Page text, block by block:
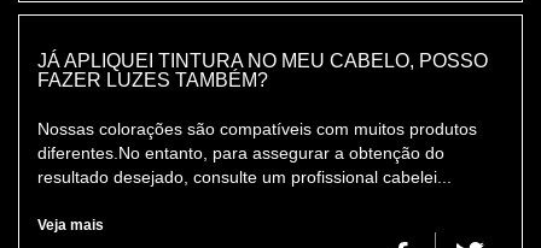
JÁ APLIQUEI TINTURA NO MEU CABELO, POSSO
FAZER LUZES TAMBÉM?
Nossas colorações são compatíveis com muitos produtos
diferentes.No entanto, para assegurar a obtenção do
resultado desejado, consulte um profissional cabelei...
Veja mais